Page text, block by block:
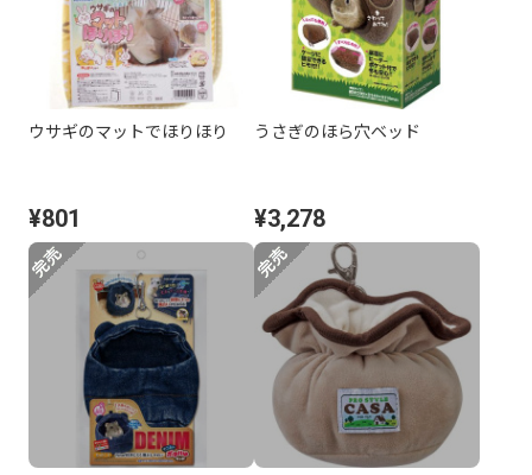
ウサギのマットでほりほり
¥801
うさぎのほら穴ベッド
¥3,278